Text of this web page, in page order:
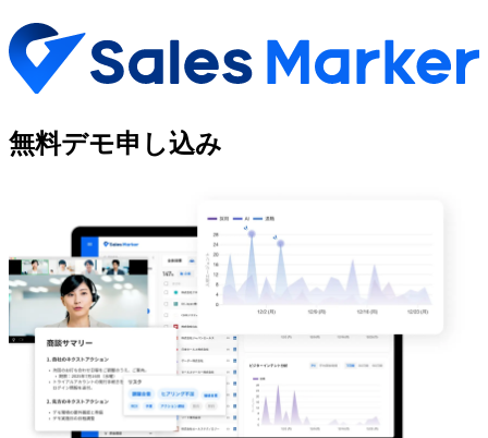
無料デモ申し込み